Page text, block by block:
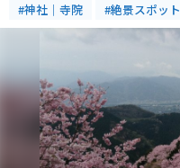
#神社｜寺院 #絶景スポット